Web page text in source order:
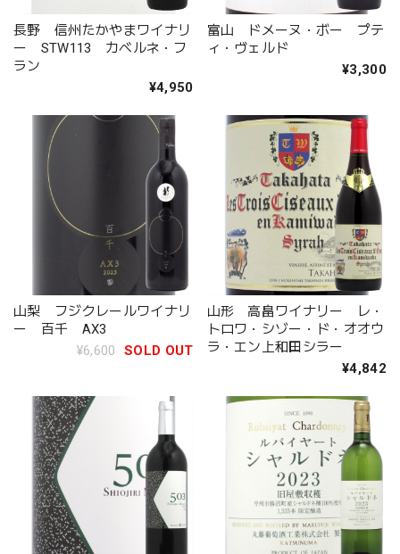
長野 信州たかやまワイナリ
ー STW113 カベルネ・フ
ラン
¥4,950
富山 ドメーヌ・ボー プテ
ィ・ヴェルド
¥3,300
山梨 フジクレールワイナリ
ー 百千 AX3
¥6,600
SOLD OUT
山形 高畠ワイナリー レ・
トロワ・シゾー・ド・オオウ
ラ・エン上和田シラー
¥4,842